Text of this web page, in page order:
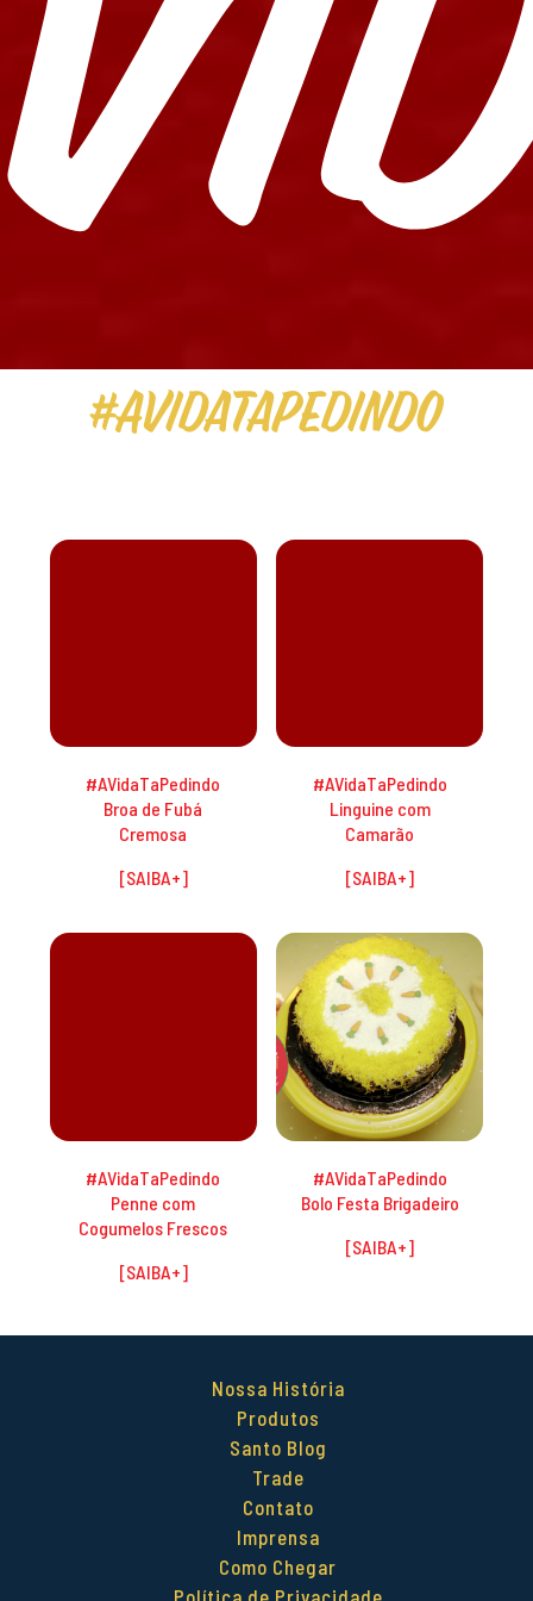
#AVidaTaPedindo
#AVidaTaPedindo
Broa de Fubá
Cremosa
#AVidaTaPedindo
Linguine com
Camarão
#AVidaTaPedindo
Penne com
Cogumelos Frescos
#AVidaTaPedindo
Bolo Festa Brigadeiro
Nossa História
Produtos
Santo Blog
Trade
Contato
Imprensa
Como Chegar
Política de Privacidade